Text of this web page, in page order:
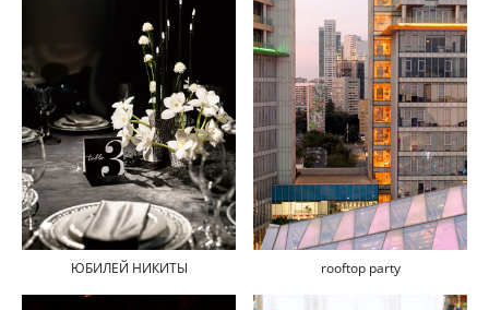
ЮБИЛЕЙ НИКИТЫ rooftop party